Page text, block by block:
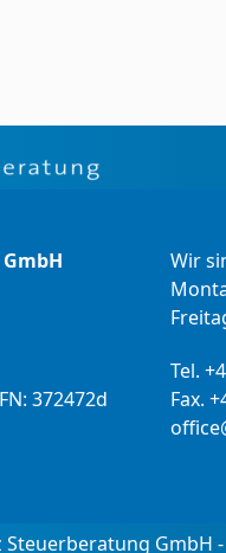
372472d
Wir
Tel.
Fax.
GmbH -